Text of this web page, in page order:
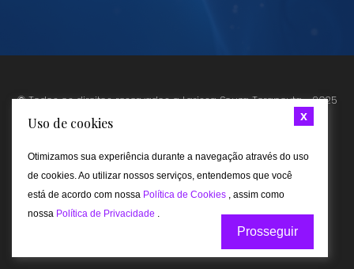
© Todos os direitos reservados a Larissa Souza Terapeuta - 2025
Uso de cookies x
Otimizamos sua experiência durante a navegação através do uso
de cookies. Ao utilizar nossos serviços, entendemos que você
está de acordo com nossa Política de Cookies , assim como
nossa Política de Privacidade .
Prosseguir